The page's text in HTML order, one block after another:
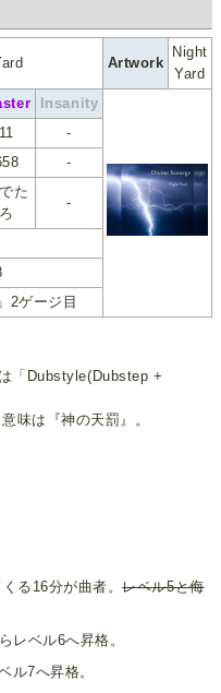
Artwork
Night
Yard
Insanity
11
-
-
た
ろ
-
2ゲージ目
「Dubstyle(Dubstep +
味は『神の天罰』。
る16分が曲者。レベル5と侮
レベル6へ昇格。
ル7へ昇格。